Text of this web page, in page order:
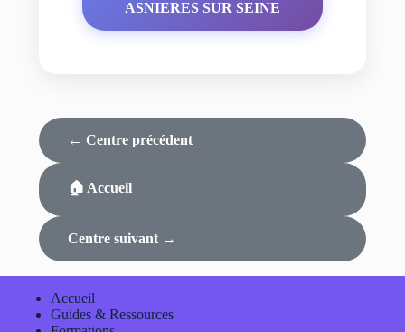
ASNIERES SUR SEINE
← Centre précédent
🏠 Accueil
Centre suivant →
Accueil
Guides & Ressources